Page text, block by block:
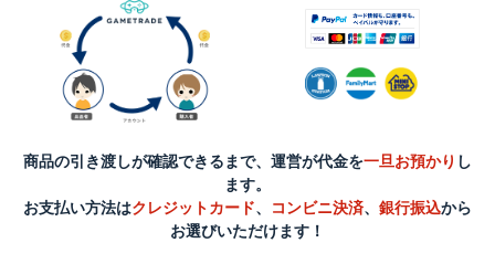
商品の引き渡しが確認できるまで、運営が代金を一旦お預かり し
ます。
お支払い方法はクレジットカード、 コンビニ決済、 銀行振込から
お選びいただけます！